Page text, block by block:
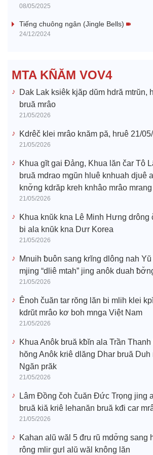
i
o
08/05/2025
Tiếng chuông ngân (Jingle Bells)
24/12/2024
MTA KÑĂM VOV4
Dak Lak ksiêk kjăp dŭm hdră mtrŭn,
bruă mrâo
21/05/2026
Kdrêč klei mrâo knăm pă, hruê 21/
21/05/2026
Khua gĭt gai Đảng, Khua lăn čar Tô
bruă mdrao mgŭn hluê knhuah djuê
knơ̆ng kdrăp kreh knhâo mrâo mrang
21/05/2026
Khua knŭk kna Lê Minh Hưng drông
bi ala knŭk kna Dưr Korea
21/05/2026
Mnuih ƀuôn sang krĭng dlông nah
mjing “dliê mtah” jing anôk duah
21/05/2026
Ênoh čuăn tar rŏng lăn bi mlih klei
kdrŭt mrâo kơ boh mnga Việt Nam
21/05/2026
Khua Anôk bruă kƀĭn ala Trần Thanh
hŏng Anôk kriê dlăng Dhar bruă Duh
Ngăn prăk
21/05/2026
Lâm Đồng čoh čuăn Đức Trọng jing
bruă kiă kriê lehanăn bruă kđi car
21/05/2026
Kahan alŭ wăl 5 đru rŭ mdơ̆ng sang
rông mlir gưl alŭ wăl knông lăn